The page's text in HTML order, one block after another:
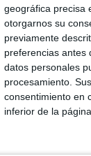
geográfica precisa
otorgarnos su
previamente
preferencias antes
datos personales
procesamiento.
consentimiento en
inferior de la
Gómez 10-0
Gol